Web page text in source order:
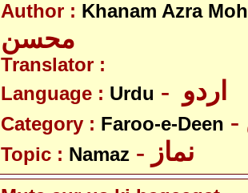
Author : Khanam Azra
Translator :
Language : Urdu
Category : Faroo-e-Deen
Topic : Namaz